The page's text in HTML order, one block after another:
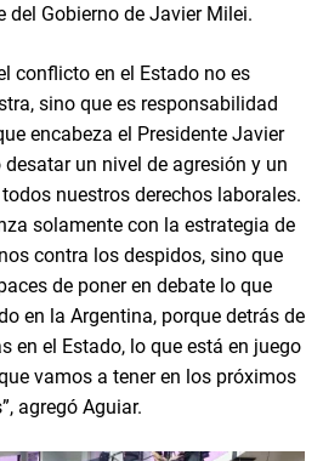
del Gobierno de Javier Milei.
conflicto en el Estado no es
sino que es responsabilidad
encabeza el Presidente Javier
un nivel de agresión y un
nuestros derechos laborales.
solamente con la estrategia de
contra los despidos, sino que
de poner en debate lo que
en la Argentina, porque detrás de
en el Estado, lo que está en juego
vamos a tener en los próximos
agregó Aguiar.